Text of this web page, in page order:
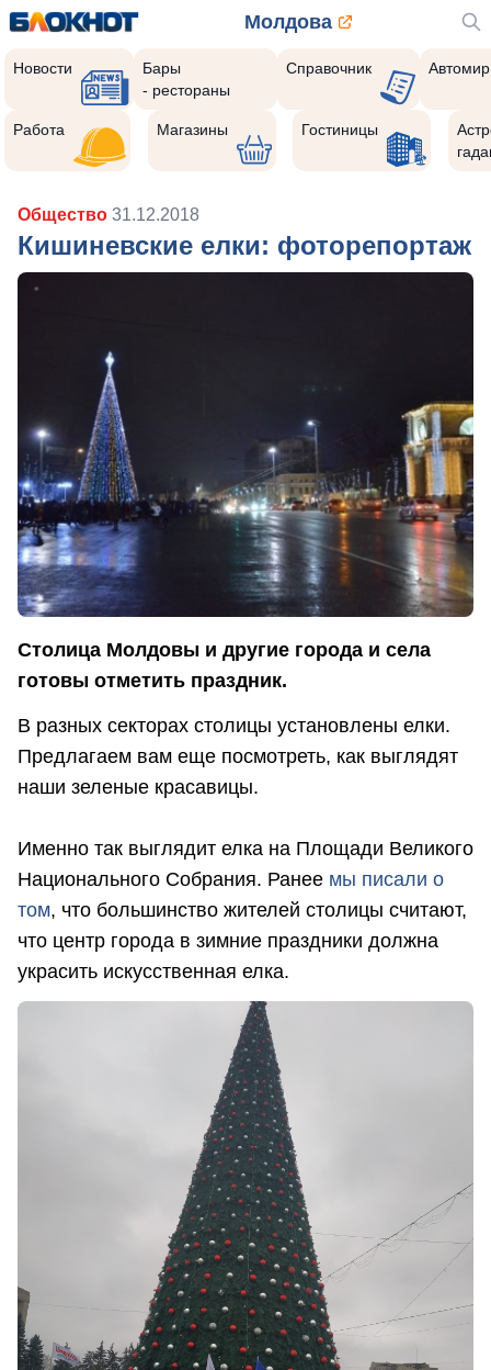
Молдова
Новости
Бары
- рестораны
Справочник Автомир
Работа Магазины Гостиницы
Общество 31.12.2018
Кишиневские елки: фоторепортаж
Столица Молдовы и другие города и села
готовы отметить праздник.
В разных секторах столицы установлены елки.
Предлагаем вам еще посмотреть, как выглядят
наши зеленые красавицы.
Именно так выглядит елка на Площади Великого
Национального Собрания. Ранее мы писали о
том, что большинство жителей столицы считают,
что центр города в зимние праздники должна
украсить искусственная елка.